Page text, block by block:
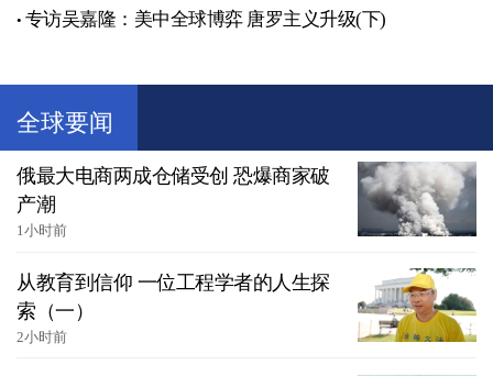
专访吴嘉隆：美中全球博弈 唐罗主义升级(下)
全球要闻
俄最大电商两成仓储受创 恐爆商家破
产潮
1小时前
从教育到信仰 一位工程学者的人生探
索（一）
2小时前